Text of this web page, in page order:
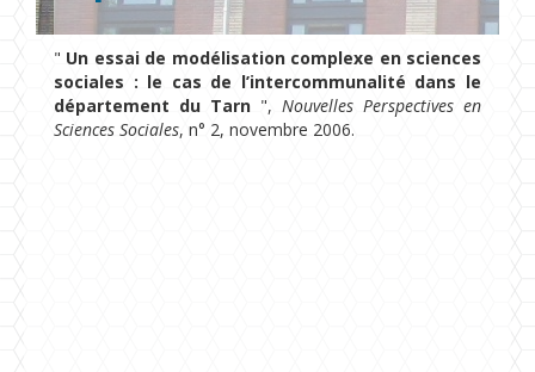
" Un essai de modélisation complexe en sciences
sociales : le cas de l’intercommunalité dans le
département du Tarn ", Nouvelles Perspectives en
Sciences Sociales, n° 2, novembre 2006.